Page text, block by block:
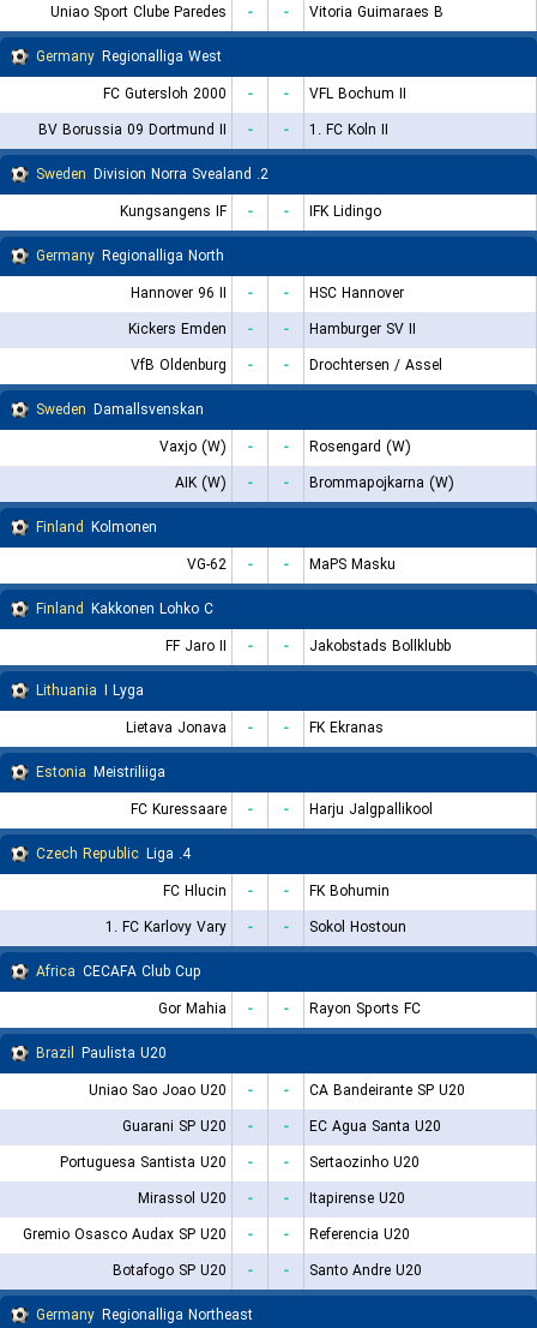
Uniao Sport Clube Paredes
- -
Vitoria Guimaraes B
Germany Regionalliga West
FC Gutersloh 2000
- -
VFL Bochum II
BV Borussia 09 Dortmund II
- -
1. FC Koln II
Sweden
2. Division Norra Svealand
Kungsangens IF
- -
IFK Lidingo
Germany Regionalliga North
Hannover 96 II
- -
HSC Hannover
Kickers Emden
- -
Hamburger SV II
VfB Oldenburg
- -
Drochtersen / Assel
Sweden Damallsvenskan
Vaxjo (W)
- -
Rosengard (W)
AIK (W)
- -
Brommapojkarna (W)
Finland Kolmonen
VG-62
- -
MaPS Masku
Finland Kakkonen Lohko C
FF Jaro II
- -
Jakobstads Bollklubb
Lithuania I Lyga
Lietava Jonava
- -
FK Ekranas
Estonia Meistriliiga
FC Kuressaare
- -
Harju Jalgpallikool
Czech Republic
4. Liga
FC Hlucin
- -
FK Bohumin
1. FC Karlovy Vary
- -
Sokol Hostoun
Africa CECAFA Club Cup
Gor Mahia
- -
Rayon Sports FC
Brazil Paulista U20
Uniao Sao Joao U20
- -
CA Bandeirante SP U20
Guarani SP U20
- -
EC Agua Santa U20
Portuguesa Santista U20
- -
Sertaozinho U20
Mirassol U20
- -
Itapirense U20
Gremio Osasco Audax SP U20
- -
Referencia U20
Botafogo SP U20
- -
Santo Andre U20
Germany Regionalliga Northeast